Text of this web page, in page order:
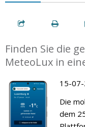
Finden Sie die
MeteoLux in
15-
Die
dem